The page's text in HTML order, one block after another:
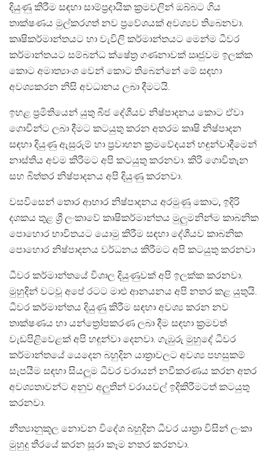
දියුණු කිරීම සඳහා සාම්ප්‍රදායික ක්‍රමවලින් ඔබ්බට ගිය
තාක්ෂණය මුල්කරගත් නව ප්‍රවේශයක් අවශ්‍යව තිබෙනවා.
කෘෂිකර්මාන්තයට හා වැවිලි කර්මාන්තයට මෙන්ම ධීවර
කර්මාන්තයට සම්බන්ධ ක්ෂේත්‍ර ගණනාවක් ඍජුවම ඉලක්ක
කොට අමාත්‍යාංශ වෙන් කොට තිබෙන්නේ මේ සඳහා
අවශ්‍යකරන නිසි අවධානය ලබා දීමටයි.
ඉහළ ප්‍රමිතියෙන් යුතු බීජ දේශීයව නිෂ්පාදනය කොට ඒවා
ගොවීන්ට ලබා දීමට කටයුතු කරන අතරම කෘෂි නිෂ්පාදන
සඳහා දියුණු ඇසුරුම් හා ප්‍රවාහන ක්‍රමවේදයන් හඳුන්වාදීමෙන්
නාස්තිය අවම කිරීමට අපි කටයුතු කරනවා. කිරි ගොවිතැන
සහ බිත්තර නිෂ්පාදනය අපි දියුණු කරනවා.
වසවිසෙන් තොර ආහාර නිෂ්පාදනය අරමුණු කොට, ඉදිරි
දශකය තුළ ශ්‍රී ලංකාවේ කෘෂිකර්මාන්තය මුලුමනින්ම කාබනික
පොහොර භාවිතයට යොමු කිරීම සඳහා දේශීයව කාබනික
පොහොර නිෂ්පාදනය වර්ධනය කිරීමට අපි කටයුතු කරනවා
ධීවර කර්මාන්තයේ විශාල දියුණුවක් අපි ඉලක්ක කරනවා.
මුහුදින් වටවූ අපේ රටට මාළු ආනයනය අපි නතර කළ යුතුයි.
ධීවර කර්මාන්තය දියුණු කිරීම සඳහා අවශ්‍ය කරන නව
තාක්ෂණය හා යන්ත්‍රෝපකරණ ලබා දීම සඳහා ක්‍රමවත්
වැඩපිළිවෙළක් අපි හඳුන්වා දෙනවා. ගැඹුරු මුහුදේ ධීවර
කර්මාන්තයේ යෙදෙන බහුදින යාත්‍රාවලට අවශ්‍ය පහසුකම්
සැපයීම සඳහා සියලූම ධීවර වරායන් නවීකරණය කරන අතර
අවශ්‍යතාවන්ට අනුව අලුතින් වරායවල් ඉදිකිරීමටත් කටයුතු
කරනවා.
නීත්‍යානුකූල නොවන විදේශ බහුදින ධීවර යාත්‍රා විසින් ලංකා
මුහුදු තීරයේ කරන සූරා කෑම නතර කරනවා.